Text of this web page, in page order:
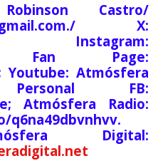
Castro/
X:
Instagram:
Fan Page:
Youtube: Atmósfera
FB:
Atmósfera Radio:
Digital: